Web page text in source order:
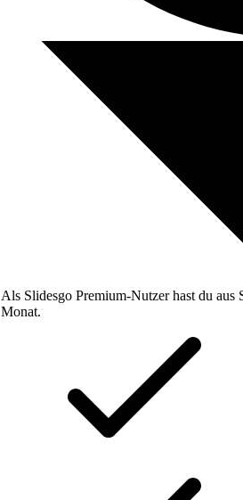
Als Slidesgo Premium-Nutzer hast du
Monat.